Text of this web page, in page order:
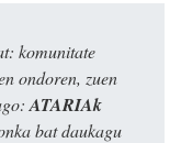
komunitate
ondoren, zuen
ATARIAk
bat daukagu